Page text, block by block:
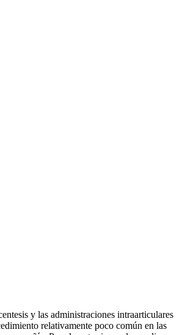
y las administraciones intraarticulares
relativamente poco común en las